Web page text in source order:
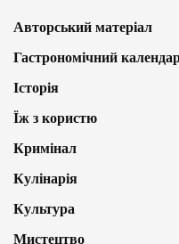
Авторський матеріал
Гастрономічний
Історія
Їж з користю
Кримінал
Кулінарія
Культура
Мистецтво